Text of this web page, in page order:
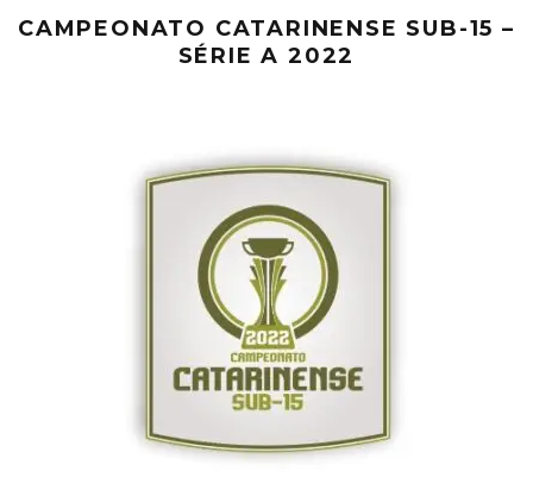
CAMPEONATO CATARINENSE SUB-15 –
SÉRIE A 2022